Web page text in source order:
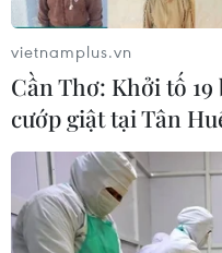
vietnamplus.vn
Cần Thơ: Khởi tố
cướp giật tại Tân